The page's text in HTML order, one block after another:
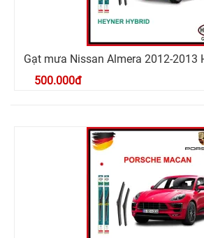
Gạt mưa Nissan Almera 2012-2013
500.000đ